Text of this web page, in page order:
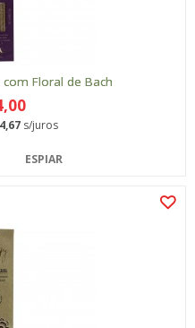
Floral de Bach
s/juros
ESPIAR